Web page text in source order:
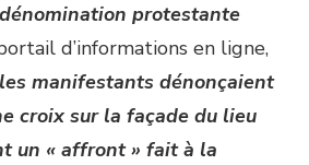
protestante
d’informations en ligne,
les manifestants dénonçaient
croix sur la façade du lieu
un « affront » fait à la